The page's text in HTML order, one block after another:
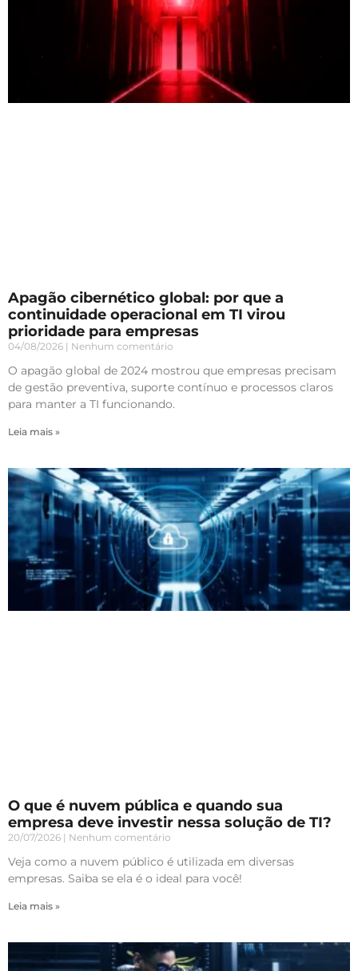
Apagão cibernético global: por que a
continuidade operacional em TI virou
prioridade para empresas
04/08/2026 Nenhum comentário
O apagão global de 2024 mostrou que empresas precisam
de gestão preventiva, suporte contínuo e processos claros
para manter a TI funcionando.
Leia mais »
O que é nuvem pública e quando sua
empresa deve investir nessa solução de TI?
20/07/2026 Nenhum comentário
Veja como a nuvem público é utilizada em diversas
empresas. Saiba se ela é o ideal para você!
Leia mais »